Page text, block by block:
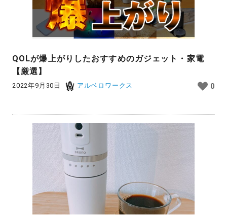
QOLが爆上がりしたおすすめのガジェット・家電
【厳選】
2022年9月30日 アルベロワークス 0